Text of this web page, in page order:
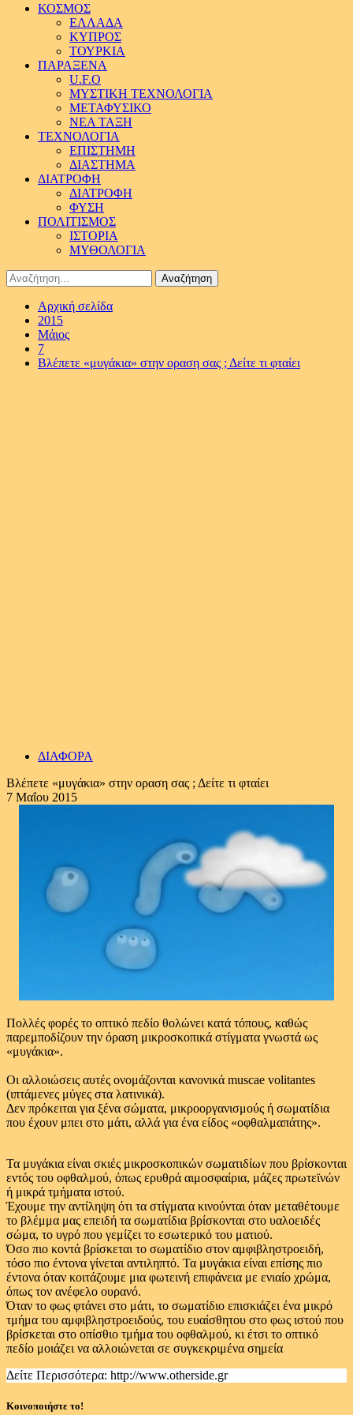
ΚΟΣΜΟΣ
ΕΛΛΑΔΑ
ΚΥΠΡΟΣ
ΤΟΥΡΚΙΑ
ΠΑΡΑΞΕΝΑ
U.F.O
ΜΥΣΤΙΚΗ ΤΕΧΝΟΛΟΓΙΑ
ΜΕΤΑΦΥΣΙΚΟ
ΝΕΑ ΤΑΞΗ
ΤΕΧΝΟΛΟΓΙΑ
ΕΠΙΣΤΗΜΗ
ΔΙΑΣΤΗΜΑ
ΔΙΑΤΡΟΦΗ
ΔΙΑΤΡΟΦΗ
ΦΥΣΗ
ΠΟΛΙΤΙΣΜΟΣ
ΙΣΤΟΡΙΑ
ΜΥΘΟΛΟΓΙΑ
Αναζήτηση
για:
Αρχική σελίδα
2015
Μάιος
7
Βλέπετε «μυγάκια» στην οραση σας ; Δείτε τι φταίει
ΔΙΑΦΟΡΑ
Βλέπετε «μυγάκια» στην οραση σας ; Δείτε τι φταίει
7 Μαΐου 2015
Πολλές φορές το οπτικό πεδίο θολώνει κατά τόπους, καθώς
παρεμποδίζουν την όραση μικροσκοπικά στίγματα γνωστά ως
«μυγάκια».
Οι αλλοιώσεις αυτές ονομάζονται κανονικά muscae volitantes
(ιπτάμενες μύγες στα λατινικά).
Δεν πρόκειται για ξένα σώματα, μικροοργανισμούς ή σωματίδια
που έχουν μπει στο μάτι, αλλά για ένα είδος «οφθαλμαπάτης».
Τα μυγάκια είναι σκιές μικροσκοπικών σωματιδίων που βρίσκονται
εντός του οφθαλμού, όπως ερυθρά αιμοσφαίρια, μάζες πρωτεϊνών
ή μικρά τμήματα ιστού.
Έχουμε την αντίληψη ότι τα στίγματα κινούνται όταν μεταθέτουμε
το βλέμμα μας επειδή τα σωματίδια βρίσκονται στο υαλοειδές
σώμα, το υγρό που γεμίζει το εσωτερικό του ματιού.
Όσο πιο κοντά βρίσκεται το σωματίδιο στον αμφιβληστροειδή,
τόσο πιο έντονα γίνεται αντιληπτό. Τα μυγάκια είναι επίσης πιο
έντονα όταν κοιτάζουμε μια φωτεινή επιφάνεια με ενιαίο χρώμα,
όπως τον ανέφελο ουρανό.
Όταν το φως φτάνει στο μάτι, το σωματίδιο επισκιάζει ένα μικρό
τμήμα του αμφιβληστροειδούς, του ευαίσθητου στο φως ιστού που
βρίσκεται στο οπίσθιο τμήμα του οφθαλμού, κι έτσι το οπτικό
πεδίο μοιάζει να αλλοιώνεται σε συγκεκριμένα σημεία
Δείτε Περισσότερα: http://www.otherside.gr
Κοινοποιήστε το!